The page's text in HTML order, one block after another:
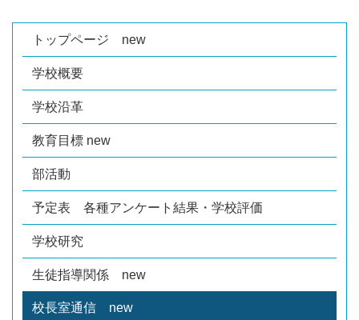
トップページ new
学校概要
学校沿革
教育目標 new
部活動
予定表 各種アンケート結果・学校評価
学校研究
生徒指導関係 new
校長室通信 new